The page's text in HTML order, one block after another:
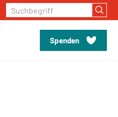
Spenden
Suchbegriff